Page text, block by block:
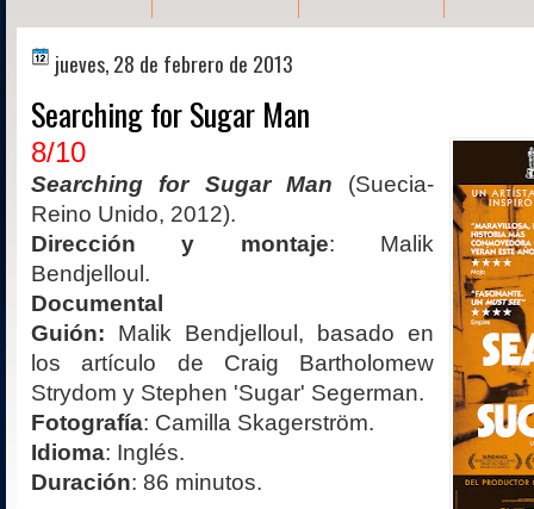
jueves, 28 de febrero de 2013
Searching for Sugar Man
8/10
Searching for Sugar Man (Suecia-
Reino Unido, 2012).
Dirección y montaje: Malik
Bendjelloul.
Documental
Guión: Malik Bendjelloul, basado en
los artículo de Craig Bartholomew
Strydom y Stephen 'Sugar' Segerman.
Fotografía: Camilla Skagerström.
Idioma: Inglés.
Duración: 86 minutos.